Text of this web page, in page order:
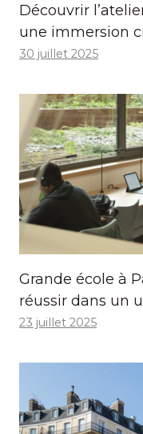
Découvrir
une immersion
30 juillet 2025
Grande école à
réussir dans un
23 juillet 2025